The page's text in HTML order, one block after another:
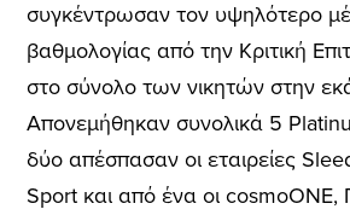
συγκέντρωσαν τον υψηλότερο
βαθμολογίας από την Κριτική
στο σύνολο των νικητών στην
Απονεμήθηκαν συνολικά 5
δύο απέσπασαν οι εταιρείες
Sport και από ένα οι